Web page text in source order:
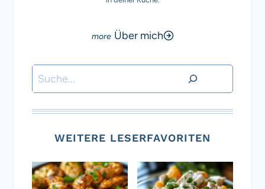
Über mich
Suchen
WEITERE LESERFAVORITEN